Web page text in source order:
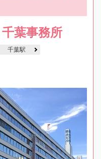
葉事務所
千葉駅